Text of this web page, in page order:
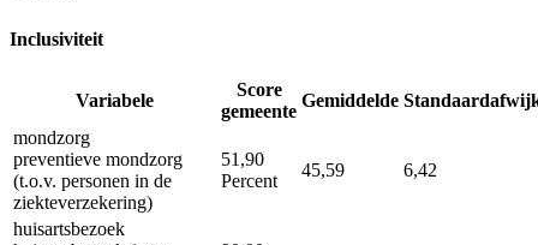
Inclusiviteit
Variabele
Score
gemeente
Gemiddelde
mondzorg
preventieve mondzorg
(t.o.v. personen in de
ziekteverzekering)
51,90
Percent
45,59 6,42
huisartsbezoek